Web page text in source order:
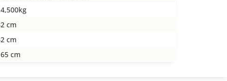
cm
cm
cm